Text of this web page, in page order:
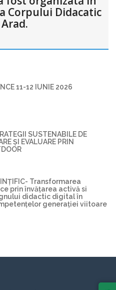
Corpului Didacatic
11-12 IUNIE 2026
SUSTENABILE DE
ȘI EVALUARE PRIN
Transformarea
prin învățarea activă si
didactic digital în
generației viitoare